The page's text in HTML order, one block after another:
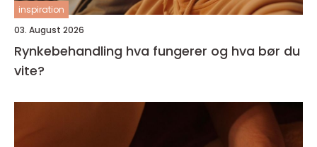
inspiration
03. August 2026
Rynkebehandling hva fungerer og hva bør du
vite?